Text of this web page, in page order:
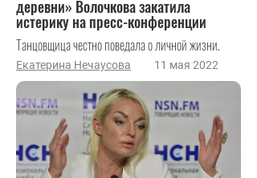
деревни» Волочкова закатила
истерику на пресс-конференции
Танцовщица честно поведала о личной жизни.
Екатерина Нечаусова 11 мая 2022